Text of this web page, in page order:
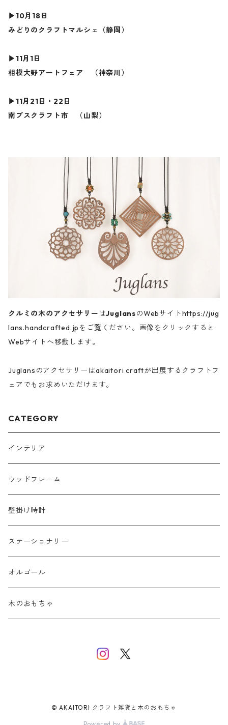
▶︎10月18日
みどりのクラフトマルシェ（静岡）
▶︎11月1日
相模大野アートフェア （神奈川）
▶︎11月21日・22日
南プスクラフト市 （山梨）
クルミの木のアクセサリー はJuglansのWebサイトhttps://jug
lans.handcrafted.jpをご覧ください。画像をクリックすると
Webサイトへ移動します。
Juglansのアクセサリーはakaitori craftが出展するクラフトフ
ェアでもお求めいただけます。
CATEGORY
インテリア
ウッドフレーム
壁掛け時計
ステーショナリー
オルゴール
木のおもちゃ
© AKAITORI クラフト雑貨と木のおもちゃ